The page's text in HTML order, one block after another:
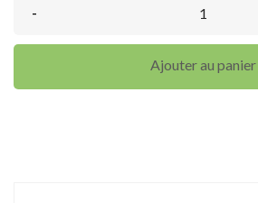
-
Ajouter au panier